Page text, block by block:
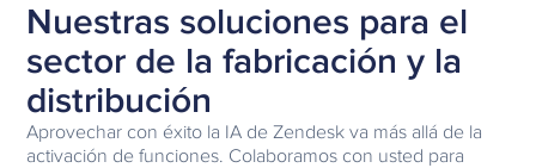
Nuestras soluciones para el
sector de la fabricación y la
distribución
Aprovechar con éxito la IA de Zendesk va más allá de la
activación de funciones. Colaboramos con usted para